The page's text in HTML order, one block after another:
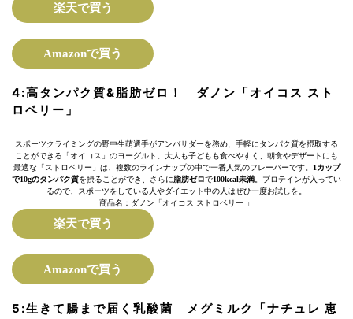
楽天で買う
Amazonで買う
4:高タンパク質&脂肪ゼロ！
ダノン「オイコス スト
ロベリー」
スポーツクライミングの野中生萌選手がアンバサダーを務め、手軽にタンパク質を摂取する
ことができる「オイコス」のヨーグルト。大人も子どもも食べやすく、朝食やデザートにも
最適な「ストロベリー」は、複数のラインナップの中で一番人気のフレーバーです。
1カップ
で10gのタンパク質を摂ることができ、さらに 脂肪ゼロで100kcal未満 。プロテインが入ってい
るので、スポーツをしている人やダイエット中の人はぜひ一度お試しを。
商品名：ダノン「オイコス ストロベリー 」
楽天で買う
Amazonで買う
5:生きて腸まで届く乳酸菌
メグミルク「ナチュレ 恵